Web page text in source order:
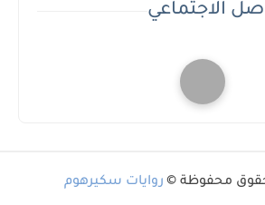
الاجتماعي
محفوظة © روايات سكيرهوم